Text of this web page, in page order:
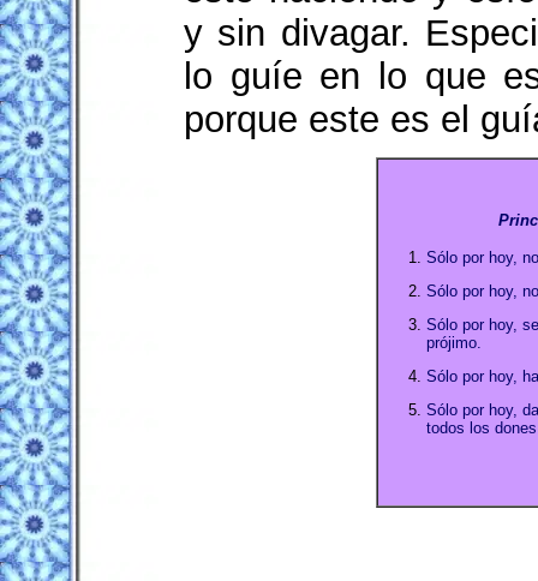
y sin divagar.
lo guíe en lo que
porque este es el
Sólo por hoy,
Sólo por hoy,
Sólo por hoy,
prójimo.
Sólo por hoy,
Sólo por hoy,
todos los